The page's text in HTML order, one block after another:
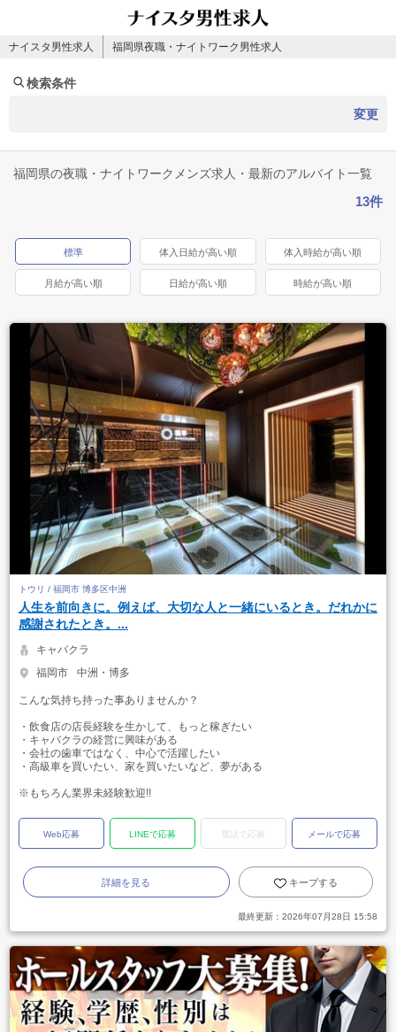
ナイスタ男性求人 福岡県夜職・ナイトワーク男性求人
検索条件
変更
福岡県の夜職・ナイトワークメンズ求人・最新のアルバイト一覧
13件
標準 体入日給が高い順 体入時給が高い順
月給が高い順 日給が高い順 時給が高い順
トウリ / 福岡市 博多区中洲
人生を前向きに。例えば、大切な人と一緒にいるとき。だれかに
感謝されたとき。...
キャバクラ
福岡市
中洲・博多
こんな気持ち持った事ありませんか？
・飲食店の店長経験を生かして、もっと稼ぎたい
・キャバクラの経営に興味がある
・会社の歯車ではなく、中心で活躍したい
・高級車を買いたい、家を買いたいなど、夢がある
※もちろん業界未経験歓迎!!
Web応募 LINEで応募 電話で応募 メールで応募
詳細を見る キープする
最終更新： 2026年07月28日 15:58